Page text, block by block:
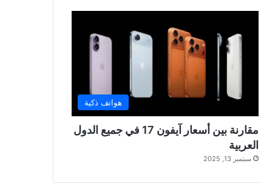
هواتف ذكية
مقارنة بين أسعار آيفون 17 في جميع الدول
العربية
سبتمبر 13, 2025